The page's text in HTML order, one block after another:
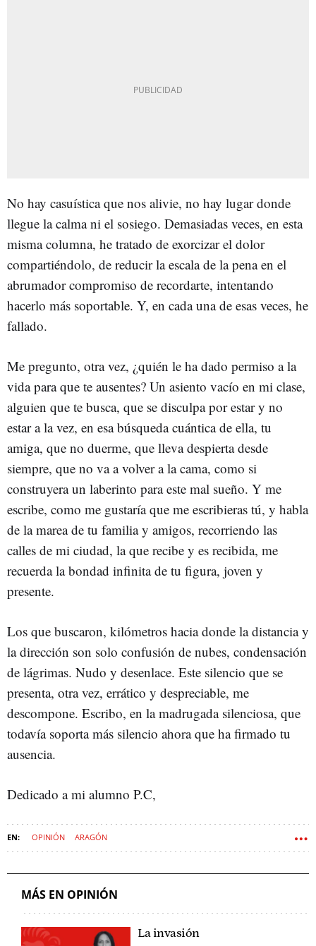
No hay casuística que nos alivie, no hay lugar donde
llegue la calma ni el sosiego. Demasiadas veces, en esta
misma columna, he tratado de exorcizar el dolor
compartiéndolo, de reducir la escala de la pena en el
abrumador compromiso de recordarte, intentando
hacerlo más soportable. Y, en cada una de esas veces, he
fallado.
Me pregunto, otra vez, ¿quién le ha dado permiso a la
vida para que te ausentes? Un asiento vacío en mi clase,
alguien que te busca, que se disculpa por estar y no
estar a la vez, en esa búsqueda cuántica de ella, tu
amiga, que no duerme, que lleva despierta desde
siempre, que no va a volver a la cama, como si
construyera un laberinto para este mal sueño. Y me
escribe, como me gustaría que me escribieras tú, y habla
de la marea de tu familia y amigos, recorriendo las
calles de mi ciudad, la que recibe y es recibida, me
recuerda la bondad infinita de tu figura, joven y
presente.
Los que buscaron, kilómetros hacia donde la distancia y
la dirección son solo confusión de nubes, condensación
de lágrimas. Nudo y desenlace. Este silencio que se
presenta, otra vez, errático y despreciable, me
descompone. Escribo, en la madrugada silenciosa, que
todavía soporta más silencio ahora que ha firmado tu
ausencia.
Dedicado a mi alumno P.C,
OPINIÓN ARAGÓN
MÁS EN OPINIÓN
La invasión